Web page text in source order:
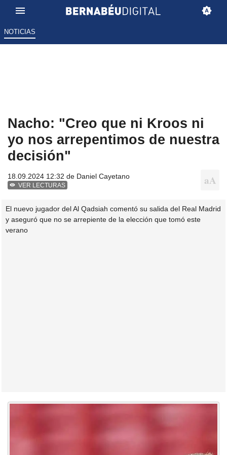
NOTICIAS
Nacho: "Creo que ni Kroos ni
yo nos arrepentimos de nuestra
decisión"
18.09.2024 12:32 de Daniel Cayetano
VER LECTURAS
El nuevo jugador del Al Qadsiah comentó su salida del Real Madrid
y aseguró que no se arrepiente de la elección que tomó este
verano